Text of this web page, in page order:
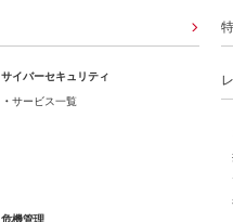
サイバーセキュリティ
サービス一覧